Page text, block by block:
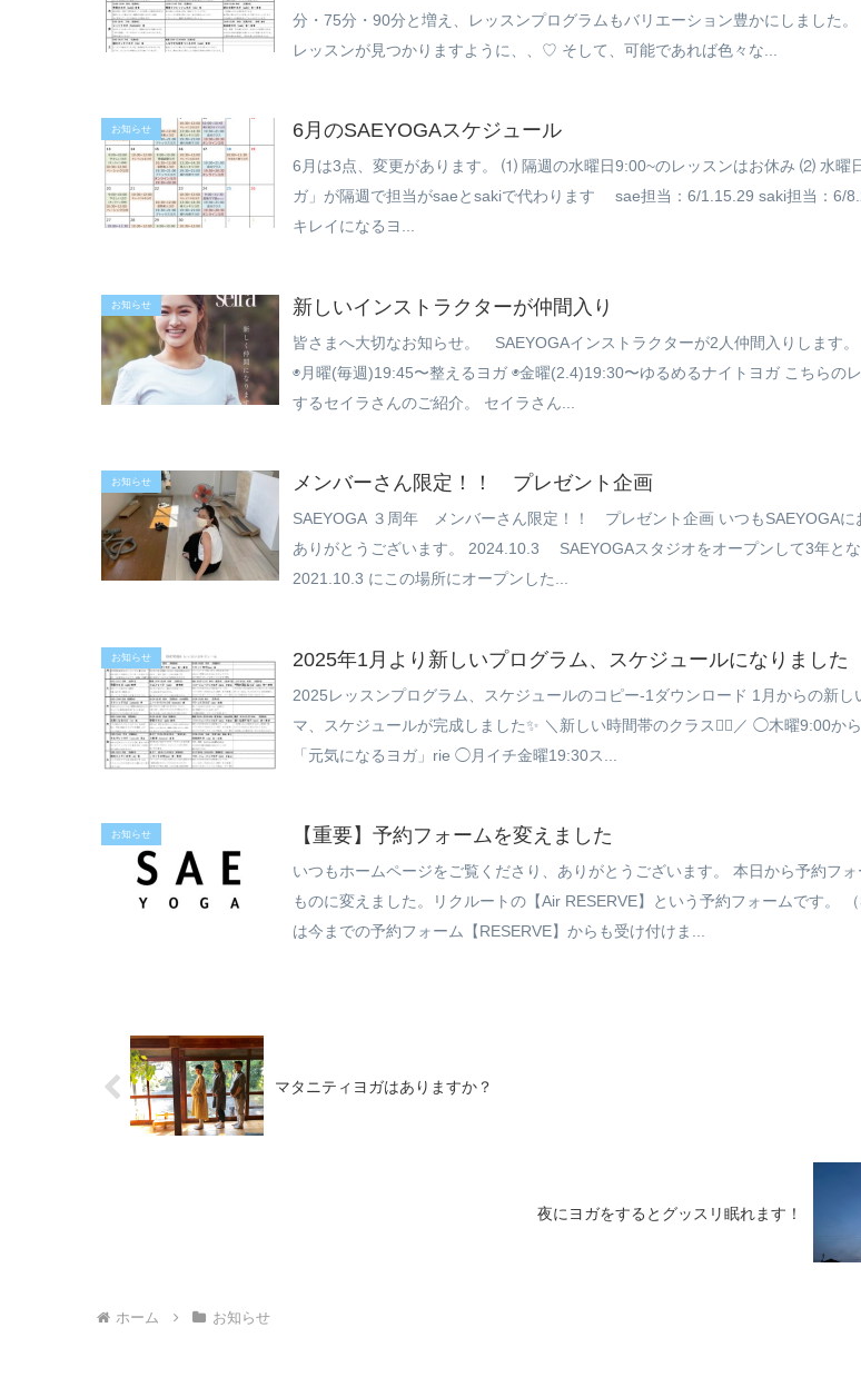
分・75分・90分と増え、レッスンプログラムもバリエーション豊かにしました
レッスンが見つかりますように、、♡ そして、可能であれば色々な...
お知らせ 6月のSAEYOGAスケジュール
6月は3点、変更があります。 ⑴ 隔週の水曜日9:00~のレッスンはお休み ⑵ 水曜
ガ」が隔週で担当がsaeとsakiで代わります sae担当：6/1.15.29 saki担当：6/
キレイになるヨ...
お知らせ 新しいインストラクターが仲間入り
皆さまへ大切なお知らせ。 SAEYOGAインストラクターが2人仲間入りします。
◉月曜(毎週)19:45〜整えるヨガ ◉金曜(2.4)19:30〜ゆるめるナイトヨガ こちらの
するセイラさんのご紹介。 セイラさん...
お知らせ メンバーさん限定！！ プレゼント企画
SAEYOGA ３周年 メンバーさん限定！！ プレゼント企画 いつもSAEYOGAに
ありがとうございます。 2024.10.3 SAEYOGAスタジオをオープンして3年とな
2021.10.3 にこの場所にオープンした...
お知らせ 2025年1月より新しいプログラム、スケジュールになりました
2025レッスンプログラム、スケジュールのコピー-1ダウンロード 1月からの新し
マ、スケジュールが完成しました✨ ＼新しい時間帯のクラス💁‍♀️／ ◯木曜9:00か
「元気になるヨガ」rie ◯月イチ金曜19:30ス...
お知らせ 【重要】予約フォームを変えました
いつもホームページをご覧くださり、ありがとうございます。 本日から予約フ
ものに変えました。リクルートの【Air RESERVE】という予約フォームです。
は今までの予約フォーム【RESERVE】からも受け付けま...
マタニティヨガはありますか？
夜にヨガをするとグッスリ眠れます！
ホーム お知らせ